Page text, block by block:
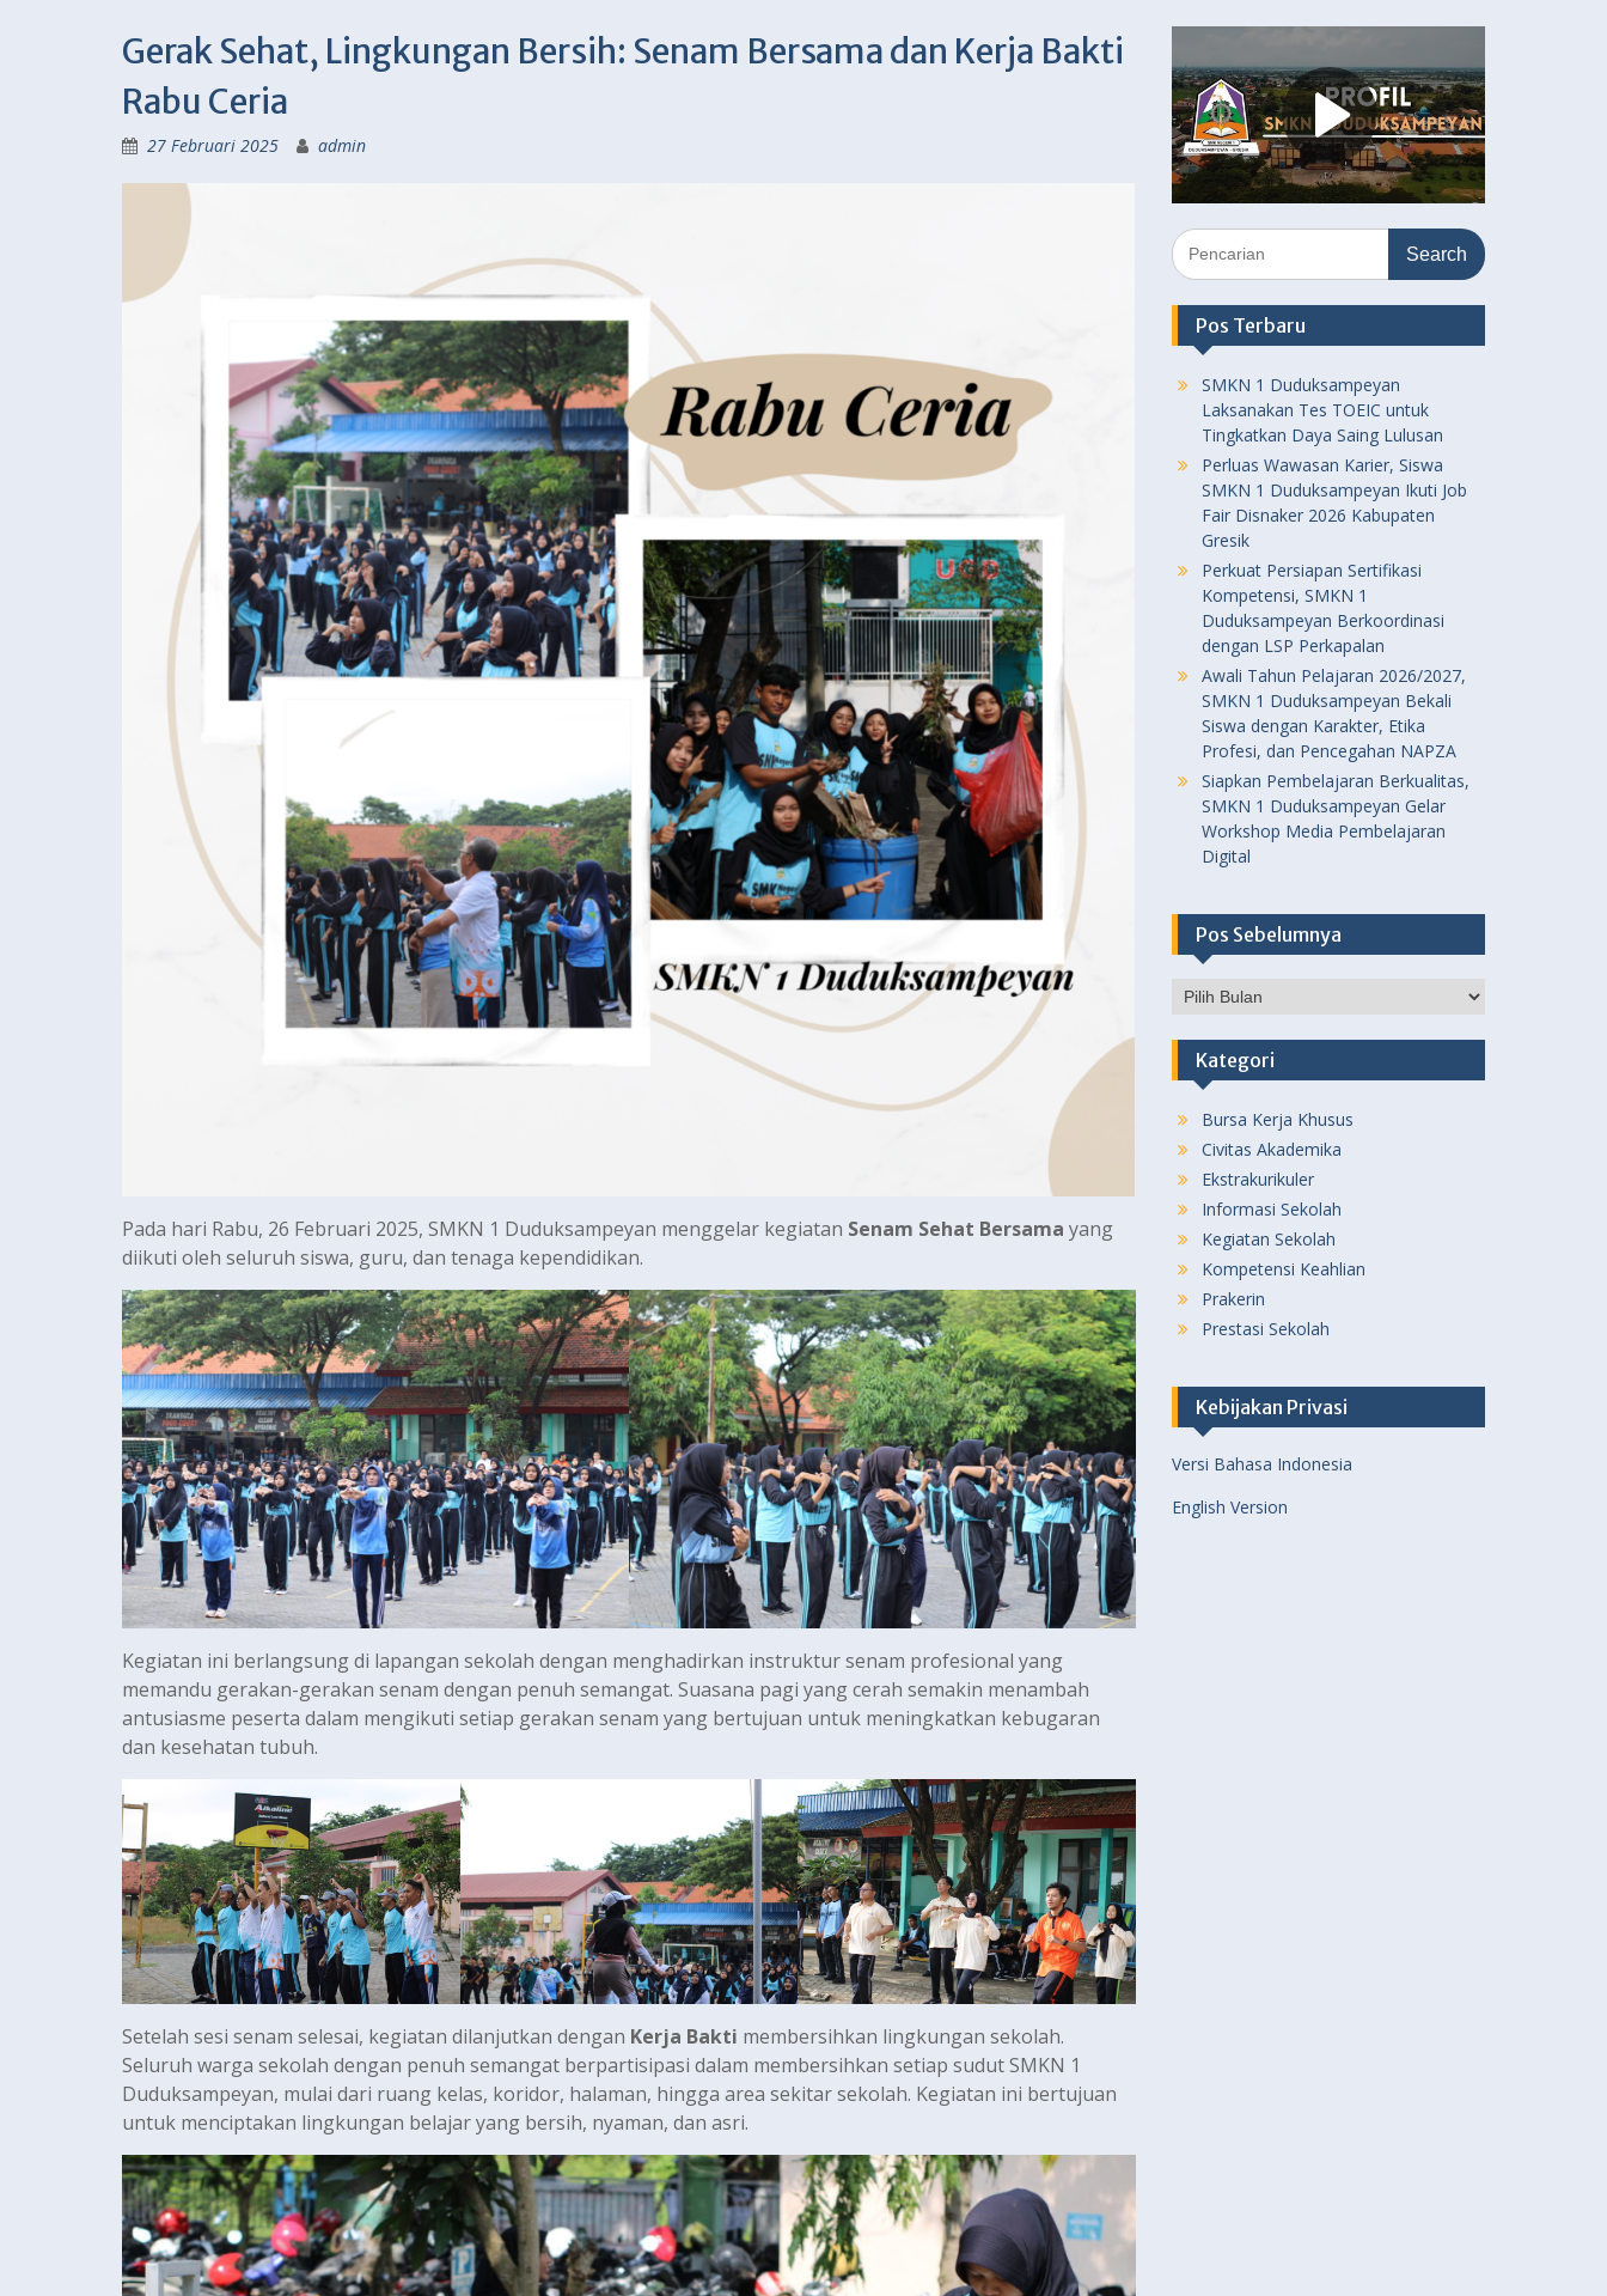
Gerak Sehat, Lingkungan Bersih: Senam Bersama dan Kerja Bakti
Rabu Ceria
27 Februari 2025 admin
Pada hari Rabu, 26 Februari 2025, SMKN 1 Duduksampeyan menggelar kegiatan Senam Sehat Bersama yang
diikuti oleh seluruh siswa, guru, dan tenaga kependidikan.
Kegiatan ini berlangsung di lapangan sekolah dengan menghadirkan instruktur senam profesional yang
memandu gerakan-gerakan senam dengan penuh semangat. Suasana pagi yang cerah semakin menambah
antusiasme peserta dalam mengikuti setiap gerakan senam yang bertujuan untuk meningkatkan kebugaran
dan kesehatan tubuh.
Setelah sesi senam selesai, kegiatan dilanjutkan dengan Kerja Bakti membersihkan lingkungan sekolah.
Seluruh warga sekolah dengan penuh semangat berpartisipasi dalam membersihkan setiap sudut SMKN 1
Duduksampeyan, mulai dari ruang kelas, koridor, halaman, hingga area sekitar sekolah. Kegiatan ini bertujuan
untuk menciptakan lingkungan belajar yang bersih, nyaman, dan asri.
Search
for:
Pos Terbaru
SMKN 1 Duduksampeyan
Laksanakan Tes TOEIC untuk
Tingkatkan Daya Saing Lulusan
Perluas Wawasan Karier, Siswa
SMKN 1 Duduksampeyan Ikuti Job
Fair Disnaker 2026 Kabupaten
Gresik
Perkuat Persiapan Sertifikasi
Kompetensi, SMKN 1
Duduksampeyan Berkoordinasi
dengan LSP Perkapalan
Awali Tahun Pelajaran 2026/2027,
SMKN 1 Duduksampeyan Bekali
Siswa dengan Karakter, Etika
Profesi, dan Pencegahan NAPZA
Siapkan Pembelajaran Berkualitas,
SMKN 1 Duduksampeyan Gelar
Workshop Media Pembelajaran
Digital
Pos Sebelumnya
Pos
Kategori
Bursa Kerja Khusus
Civitas Akademika
Ekstrakurikuler
Informasi Sekolah
Kegiatan Sekolah
Kompetensi Keahlian
Prakerin
Prestasi Sekolah
Kebijakan Privasi
Versi Bahasa Indonesia
English Version